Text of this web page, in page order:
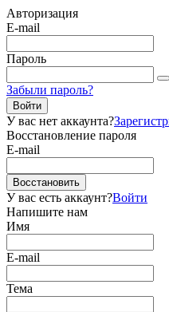
Авторизация
E-mail
Пароль
Забыли пароль?
Войти
У вас нет аккаунта?
Восстановление пароля
E-mail
Восстановить
У вас есть аккаунт?Войти
Напишите нам
Имя
E-mail
Тема